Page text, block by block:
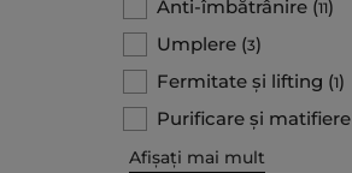
Anti-îmbătrânire (11)
Umplere (3)
Fermitate și lifting (1)
Purificare și matifiere
Afișați mai mult